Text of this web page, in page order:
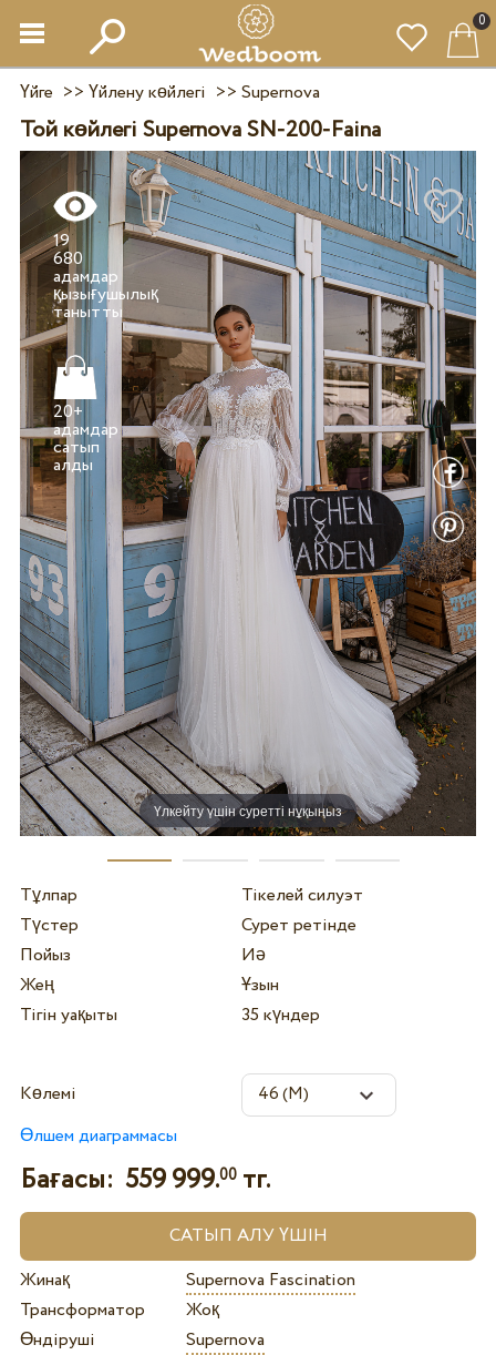
0
Үйге >> Үйлену көйлегі >> Supernova
Той көйлегі Supernova SN-200-Faina
Үлкейту үшін суретті нұқыңыз
19
680
адамдар
қызығушылық
танытты
20+
адамдар
сатып
Тұлпар
Тікелей силуэт
Түстер
Сурет ретінде
Пойыз
Иә
Жең
Ұзын
Тігін уақыты
35 күндер
Көлемі
Өлшем диаграммасы
Бағасы: 559 999.00тг.
Жинақ
Supernova Fascination
Трансформатор
Жоқ
Өндіруші
Supernova